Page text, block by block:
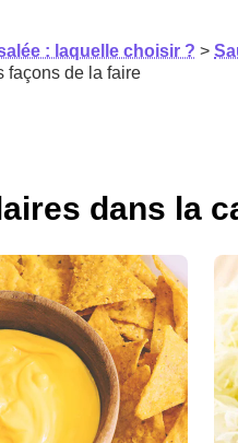
: laquelle choisir ? >
façons de la faire
dans la